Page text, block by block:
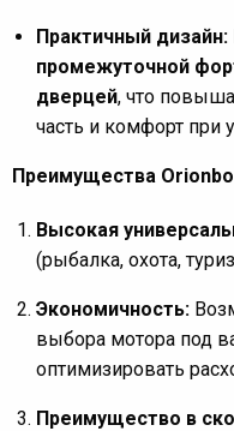
Практичный дизайн:
промежуточной
дверцей, что
часть и комфорт при
Преимущества
Высокая
(рыбалка, охота,
Экономичность:
выбора мотора под
оптимизировать
Преимущество в